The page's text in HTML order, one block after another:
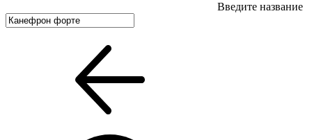
Введите название